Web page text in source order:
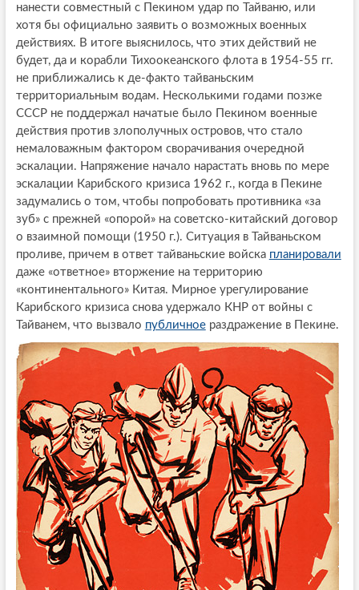
нанести совместный с Пекином удар по Тайваню, или
хотя бы официально заявить о возможных военных
действиях. В итоге выяснилось, что этих действий не
будет, да и корабли Тихоокеанского флота в 1954-55 гг.
не приближались к де-факто тайваньским
территориальным водам. Несколькими годами позже
СССР не поддержал начатые было Пекином военные
действия против злополучных островов, что стало
немаловажным фактором сворачивания очередной
эскалации. Напряжение начало нарастать вновь по мере
эскалации Карибского кризиса 1962 г., когда в Пекине
задумались о том, чтобы попробовать противника «за
зуб» с прежней «опорой» на советско-китайский договор
о взаимной помощи (1950 г.). Ситуация в Тайваньском
проливе, причем в ответ тайваньские войска планировали
даже «ответное» вторжение на территорию
«континентального» Китая. Мирное урегулирование
Карибского кризиса снова удержало КНР от войны с
Тайванем, что вызвало публичноераздражение в Пекине.